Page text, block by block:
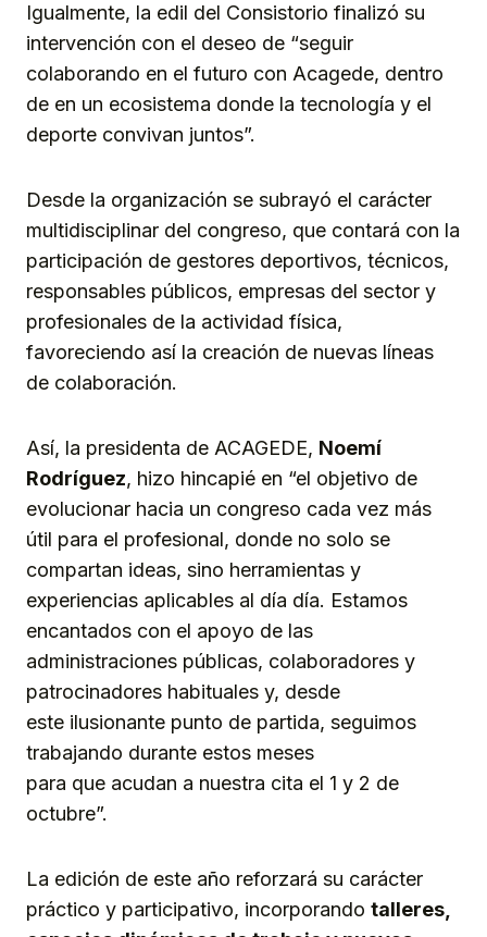
Igualmente, la edil del Consistorio finalizó su
intervención con el deseo de “seguir
colaborando en el futuro con Acagede, dentro
de en un ecosistema donde la tecnología y el
deporte convivan juntos”.
Desde la organización se subrayó el carácter
multidisciplinar del congreso, que contará con la
participación de gestores deportivos, técnicos,
responsables públicos, empresas del sector y
profesionales de la actividad física,
favoreciendo así la creación de nuevas líneas
de colaboración.
Así, la presidenta de ACAGEDE, Noemí
Rodríguez, hizo hincapié en “el objetivo de
evolucionar hacia un congreso cada vez más
útil para el profesional, donde no solo se
compartan ideas, sino herramientas y
experiencias aplicables al día día. Estamos
encantados con el apoyo de las
administraciones públicas, colaboradores y
patrocinadores habituales y, desde
este ilusionante punto de partida, seguimos
trabajando durante estos meses
para que acudan a nuestra cita el 1 y 2 de
octubre”.
La edición de este año reforzará su carácter
práctico y participativo, incorporando talleres,